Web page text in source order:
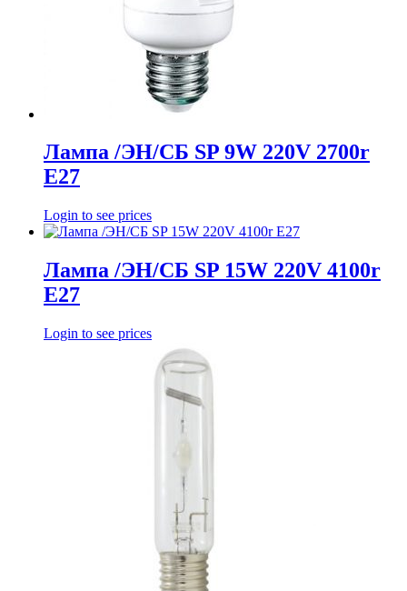
Лампа /ЭН/СБ SP 9W 220V 2700r
E27
Login to see prices
Лампа /ЭН/СБ SP 15W 220V 4100r
E27
Login to see prices